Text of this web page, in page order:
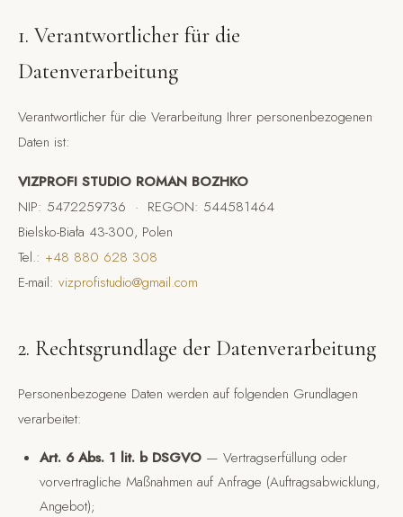
1. Verantwortlicher für die
Datenverarbeitung
Verantwortlicher für die Verarbeitung Ihrer personenbezogenen
Daten ist:
VIZPROFI STUDIO ROMAN BOZHKO
NIP: 5472259736 · REGON: 544581464
Bielsko-Biała 43-300, Polen
Tel.: +48 880 628 308
E-mail: vizprofistudio@gmail.com
2. Rechtsgrundlage der Datenverarbeitung
Personenbezogene Daten werden auf folgenden Grundlagen
verarbeitet:
Art. 6 Abs. 1 lit. b DSGVO — Vertragserfüllung oder
vorvertragliche Maßnahmen auf Anfrage (Auftragsabwicklung,
Angebot);